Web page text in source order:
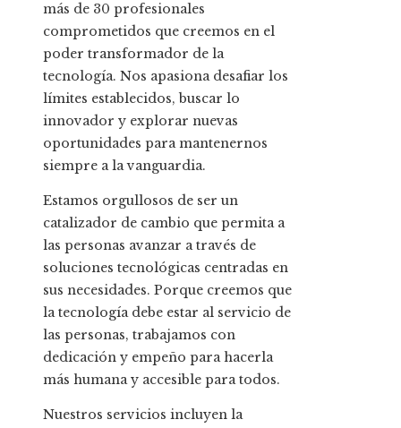
más de 30 profesionales
comprometidos que creemos en el
poder transformador de la
tecnología. Nos apasiona desafiar los
límites establecidos, buscar lo
innovador y explorar nuevas
oportunidades para mantenernos
siempre a la vanguardia.
Estamos orgullosos de ser un
catalizador de cambio que permita a
las personas avanzar a través de
soluciones tecnológicas centradas en
sus necesidades. Porque creemos que
la tecnología debe estar al servicio de
las personas, trabajamos con
dedicación y empeño para hacerla
más humana y accesible para todos.
Nuestros servicios incluyen la